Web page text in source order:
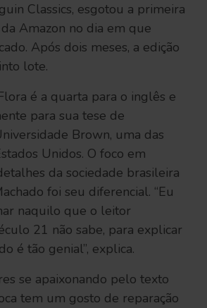
Classics, esgotou a primeira
Amazon no dia em que
Após dois meses, a edição
lote.
é a quarta para o inglês e
para sua tese de
Brown, uma das
Unidos. O foco em
da sociedade brasileira
foi seu diferencial. “Eu
naquilo que o leitor
21 não sabe, para explicar
é tão genial”, explica.
se apaixonando pelo texto
tem um gosto de reparação